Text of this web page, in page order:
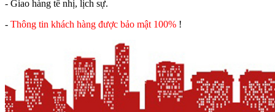
- Giao hàng tế nhị, lịch sự.
- Thông tin khách hàng được bảo mật 100% !